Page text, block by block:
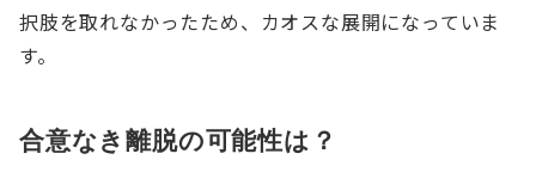
択肢を取れなかったため、カオスな展開になっていま
す。
合意なき離脱の可能性は？